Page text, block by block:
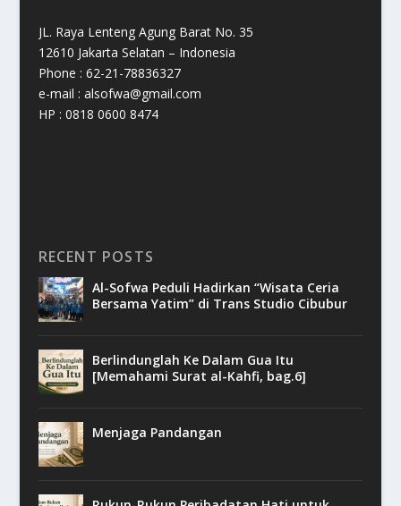
JL. Raya Lenteng Agung Barat No. 35
12610 Jakarta Selatan – Indonesia
Phone : 62-21-78836327
e-mail : alsofwa@gmail.com
HP : 0818 0600 8474
RECENT POSTS
Al-Sofwa Peduli Hadirkan “Wisata Ceria
Bersama Yatim” di Trans Studio Cibubur
Berlindunglah Ke Dalam Gua Itu
[Memahami Surat al-Kahfi, bag.6]
Menjaga Pandangan